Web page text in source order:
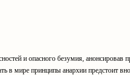
и опасного безумия, анонсировав
в мире принципы анархии предстоит